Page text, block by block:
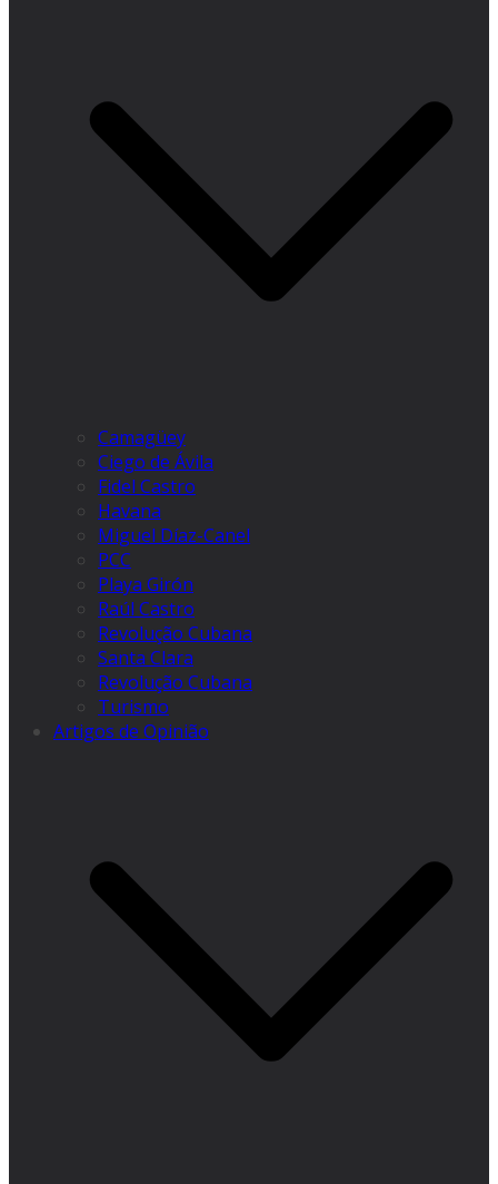
Camagüey
Ciego de Ávila
Fidel Castro
Havana
Miguel Díaz-Canel
PCC
Playa Girón
Raúl Castro
Revolução Cubana
Santa Clara
Revolução Cubana
Turismo
Artigos de Opinião